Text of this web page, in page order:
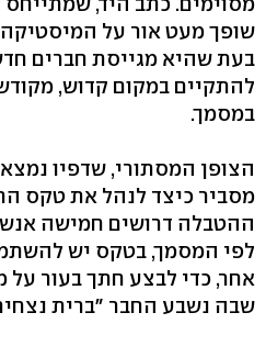
שופך מעט אור על
בעת שהיא מגייסת חברים
להתקיים במקום קדוש,
במסמך.
הצופן המסתורי, שדפיו
מסביר כיצד לנהל את טקס
ההטבלה דרושים חמישה
לפי המסמך, בטקס יש
אחר, כדי לבצע חתך בעור על
שבה נשבע החבר "ברית